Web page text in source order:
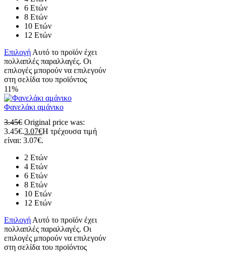
6 Ετών
8 Ετών
10 Ετών
12 Ετών
ΕπιλογήΑυτό το προϊόν έχει
πολλαπλές παραλλαγές. Οι
επιλογές μπορούν να επιλεγούν
στη σελίδα του προϊόντος
11%
Φανελάκι αμάνικο
3.45€ Original price was:
3.45€.3.07€Η τρέχουσα τιμή
είναι: 3.07€.
2 Ετών
4 Ετών
6 Ετών
8 Ετών
10 Ετών
12 Ετών
Επιλογή Αυτό το προϊόν έχει
πολλαπλές παραλλαγές. Οι
επιλογές μπορούν να επιλεγούν
στη σελίδα του προϊόντος